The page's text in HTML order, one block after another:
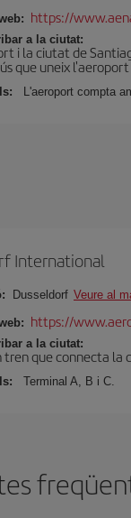
https://
a la ciutat:
i la ciutat de
que uneix
L'aeroport compta
International
Dusseldorf Veure al
https://
a la ciutat:
tren que connecta
Terminal A, B i C.